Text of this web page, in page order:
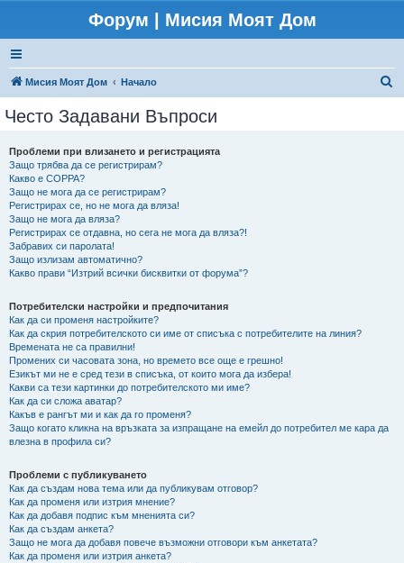
Форум | Мисия Моят Дом
Мисия Моят Дом Начало
Често Задавани Въпроси
Проблеми при влизането и регистрацията
Защо трябва да се регистрирам?
Какво е COPPA?
Защо не мога да се регистрирам?
Регистрирах се, но не мога да вляза!
Защо не мога да вляза?
Регистрирах се отдавна, но сега не мога да вляза?!
Забравих си паролата!
Защо излизам автоматично?
Какво прави “Изтрий всички бисквитки от форума”?
Потребителски настройки и предпочитания
Как да си променя настройките?
Как да скрия потребителското си име от списъка с потребителите на линия?
Времената не са правилни!
Промених си часовата зона, но времето все още е грешно!
Езикът ми не е сред тези в списъка, от които мога да избера!
Какви са тези картинки до потребителското ми име?
Как да си сложа аватар?
Какъв е рангът ми и как да го променя?
Защо когато кликна на връзката за изпращане на емейл до потребител ме кара да
влезна в профила си?
Проблеми с публикуването
Как да създам нова тема или да публикувам отговор?
Как да променя или изтрия мнение?
Как да добавя подпис към мненията си?
Как да създам анкета?
Защо не мога да добавя повече възможни отговори към анкетата?
Как да променя или изтрия анкета?